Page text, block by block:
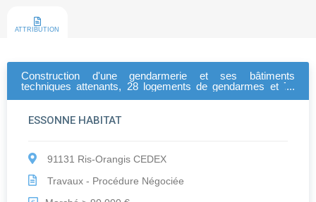
ATTRIBUTION
Construction d'une gendarmerie et ses bâtiments
techniques attenants, 28 logements de gendarmes et 76
ESSONNE HABITAT
91131 Ris-Orangis CEDEX
Travaux - Procédure Négociée